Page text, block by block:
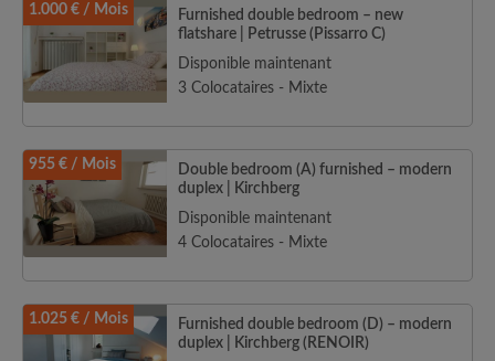
1.000 € / Mois
Furnished double bedroom – new
flatshare | Petrusse (Pissarro C)
Disponible maintenant
3 Colocataires - Mixte
955 € / Mois
Double bedroom (A) furnished – modern
duplex | Kirchberg
Disponible maintenant
4 Colocataires - Mixte
1.025 € / Mois
Furnished double bedroom (D) – modern
duplex | Kirchberg (RENOIR)